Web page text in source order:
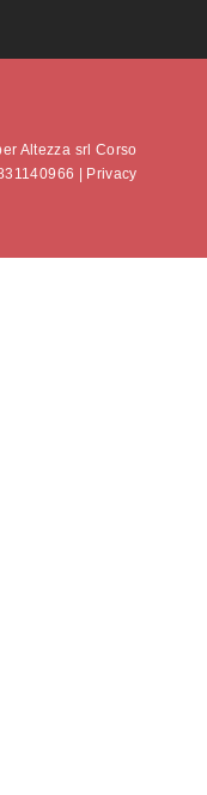
Altezza srl Corso
|
Privacy